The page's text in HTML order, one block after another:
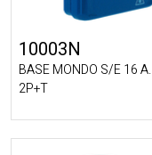
10003N
BASE MONDO S/E 16 A.
2P+T